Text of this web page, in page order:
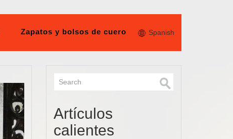
Zapatos y bolsos de cuero Spanish
Artículos
calientes